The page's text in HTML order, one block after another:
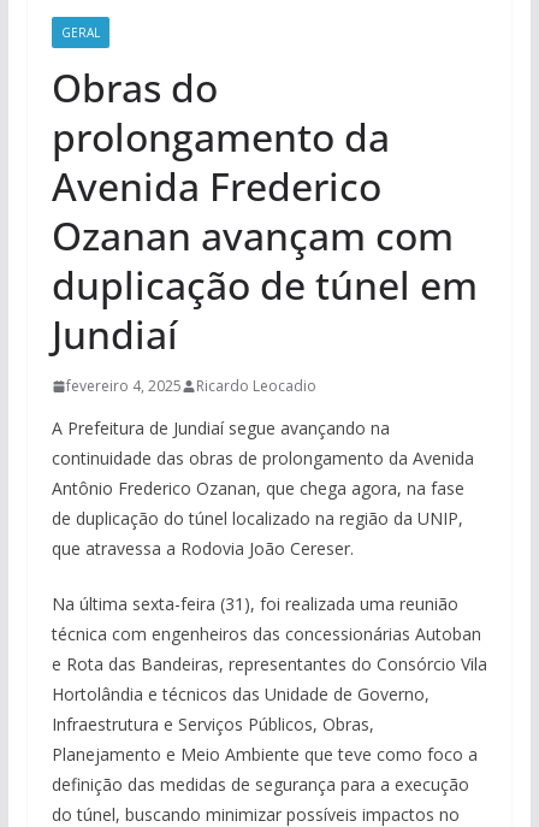
GERAL
Obras do
prolongamento da
Avenida Frederico
Ozanan avançam com
duplicação de túnel em
Jundiaí
fevereiro 4, 2025 Ricardo Leocadio
A Prefeitura de Jundiaí segue avançando na
continuidade das obras de prolongamento da Avenida
Antônio Frederico Ozanan, que chega agora, na fase
de duplicação do túnel localizado na região da UNIP,
que atravessa a Rodovia João Cereser.
Na última sexta-feira (31), foi realizada uma reunião
técnica com engenheiros das concessionárias Autoban
e Rota das Bandeiras, representantes do Consórcio Vila
Hortolândia e técnicos das Unidade de Governo,
Infraestrutura e Serviços Públicos, Obras,
Planejamento e Meio Ambiente que teve como foco a
definição das medidas de segurança para a execução
do túnel, buscando minimizar possíveis impactos no